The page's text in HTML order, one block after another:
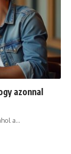
azonnal
a…